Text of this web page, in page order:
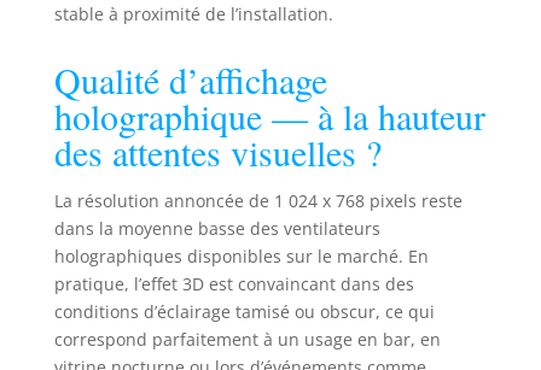
stable à proximité de l’installation.
Qualité d’affichage
holographique — à la hauteur
des attentes visuelles ?
La résolution annoncée de 1 024 x 768 pixels reste
dans la moyenne basse des ventilateurs
holographiques disponibles sur le marché. En
pratique, l’effet 3D est convaincant dans des
conditions d’éclairage tamisé ou obscur, ce qui
correspond parfaitement à un usage en bar, en